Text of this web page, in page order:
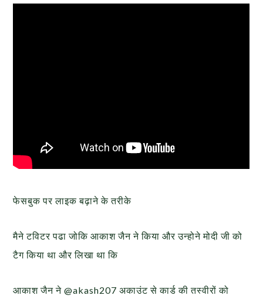
फेसबुक पर लाइक बढ़ाने के तरीके
मैने टविटर पढा जोकि आकाश जैन ने किया और उन्होने मोदी जी को
टैग किया था और लिखा था कि
आकाश जैन ने @akash207 अकाउंट से कार्ड की तस्वीरों को